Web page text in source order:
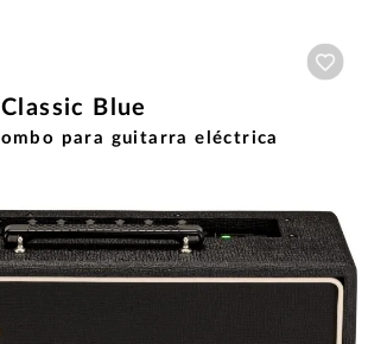
Blue
para guitarra eléctrica